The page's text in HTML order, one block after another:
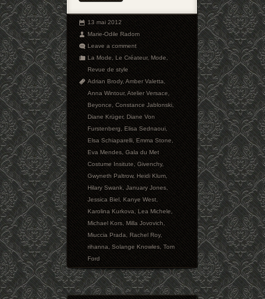
13 mai 2012
Marie-Odile Radom
Leave a comment
La Mode,Le Créateur,Mode,
Revue de style
Adrian Brody,Amber Valetta,
Anna Wintour,Atelier Versace,
Beyonce,Constance Jablonski,
Diane Krüger,Diane Von
Furstenberg,Elisa Sednaoui,
Elsa Schiaparelli,Emma Stone,
Eva Mendes,Gala du Met
Costume Insitute,Givenchy,
Gwyneth Paltrow,Heidi Klum,
Hilary Swank,January Jones,
Jessica Biel,Kanye West,
Karolina Kurkova,Lea Michele,
Michael Kors,Milla Jovovich,
Miuccia Prada,Rachel Roy,
rihanna,Solange Knowles,Tom
Ford